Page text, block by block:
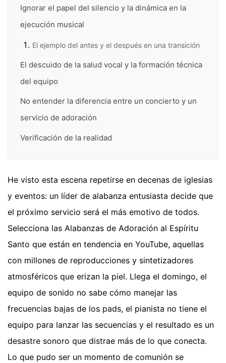
Ignorar el papel del silencio y la dinámica en la
ejecución musical
El ejemplo del antes y el después en una transición
El descuido de la salud vocal y la formación técnica
del equipo
No entender la diferencia entre un concierto y un
servicio de adoración
Verificación de la realidad
He visto esta escena repetirse en decenas de iglesias
y eventos: un líder de alabanza entusiasta decide que
el próximo servicio será el más emotivo de todos.
Selecciona las Alabanzas de Adoración al Espíritu
Santo que están en tendencia en YouTube, aquellas
con millones de reproducciones y sintetizadores
atmosféricos que erizan la piel. Llega el domingo, el
equipo de sonido no sabe cómo manejar las
frecuencias bajas de los pads, el pianista no tiene el
equipo para lanzar las secuencias y el resultado es un
desastre sonoro que distrae más de lo que conecta.
Lo que pudo ser un momento de comunión se